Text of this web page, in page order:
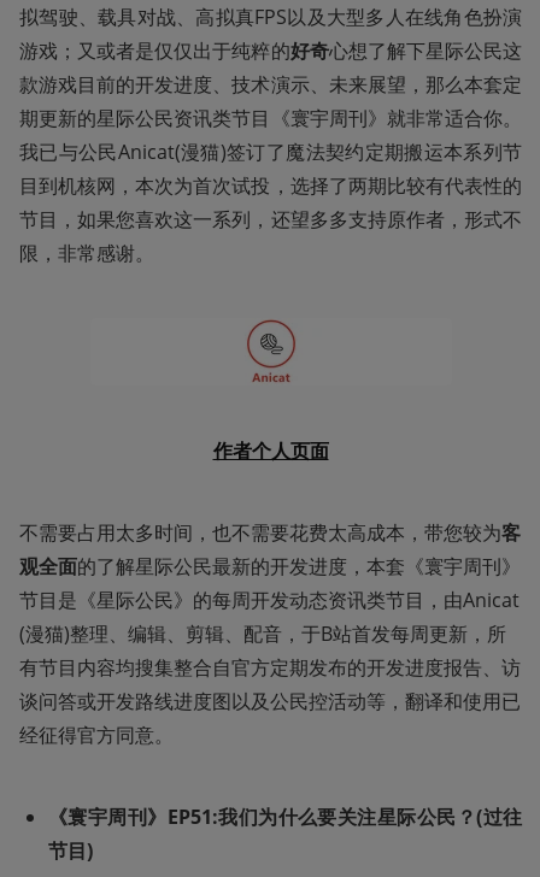
拟驾驶、载具对战、高拟真FPS以及大型多人在线角色扮演
游戏；又或者是仅仅出于纯粹的好奇心想了解下星际公民这
款游戏目前的开发进度、技术演示、未来展望，那么本套定
期更新的星际公民资讯类节目《寰宇周刊》就非常适合你。
我已与公民Anicat(漫猫)签订了魔法契约定期搬运本系列节
目到机核网，本次为首次试投，选择了两期比较有代表性的
节目，如果您喜欢这一系列，还望多多支持原作者，形式不
限，非常感谢。
作者个人页面
不需要占用太多时间，也不需要花费太高成本，带您较为客
观全面的了解星际公民最新的开发进度，本套《寰宇周刊》
节目是《星际公民》的每周开发动态资讯类节目，由Anicat
(漫猫)整理、编辑、剪辑、配音，于B站首发每周更新，所
有节目内容均搜集整合自官方定期发布的开发进度报告、访
谈问答或开发路线进度图以及公民控活动等，翻译和使用已
经征得官方同意。
《寰宇周刊》EP51:我们为什么要关注星际公民？(过往
节目)